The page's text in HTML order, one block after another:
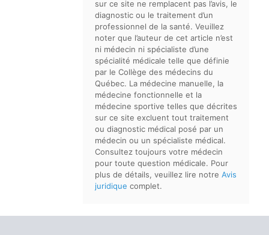
sur ce site ne remplacent pas l’avis, le
diagnostic ou le traitement d’un
professionnel de la santé. Veuillez
noter que l’auteur de cet article n’est
ni médecin ni spécialiste d’une
spécialité médicale telle que définie
par le Collège des médecins du
Québec. La médecine manuelle, la
médecine fonctionnelle et la
médecine sportive telles que décrites
sur ce site excluent tout traitement
ou diagnostic médical posé par un
médecin ou un spécialiste médical.
Consultez toujours votre médecin
pour toute question médicale. Pour
plus de détails, veuillez lire notre Avis
juridique complet.